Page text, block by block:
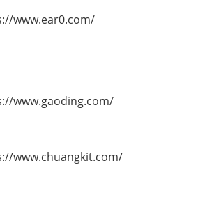
www.ear0.com/
www.gaoding.com/
www.chuangkit.com/